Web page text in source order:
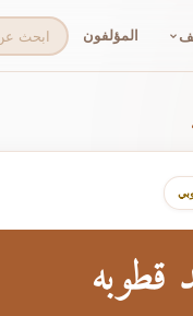
المؤلفون
قطوبه